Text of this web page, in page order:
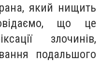
який нищить
що це
злочинів,
подальшого